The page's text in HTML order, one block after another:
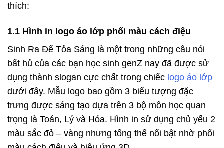
thích:
1.1 Hình in logo áo lớp phối màu cách điệu
Sinh Ra Để Tỏa Sáng là một trong những câu nói
bất hủ của các bạn học sinh genZ nay đã được sử
dụng thành slogan cực chất trong chiếc logo áo lớp
dưới đây. Mẫu logo bao gồm 3 biểu tượng đặc
trưng được sáng tạo dựa trên 3 bộ môn học quan
trọng là Toán, Lý và Hóa. Hình in sử dụng chủ yếu 2
màu sắc đỏ – vàng nhưng tổng thể nổi bật nhờ phối